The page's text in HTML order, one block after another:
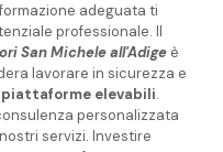
adeguata ti
professionale. Il
San Michele all'Adige è
lavorare in sicurezza e
piattaforme elevabili.
personalizzata
servizi. Investire